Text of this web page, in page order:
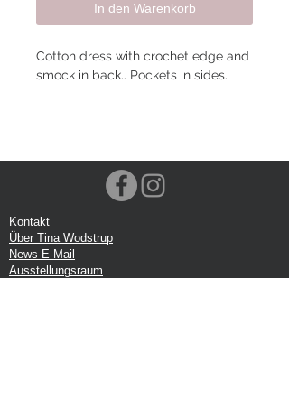
In den Warenkorb
Cotton dress with crochet edge and
smock in back.. Pockets in sides.
Kontakt
Über Tina Wodstrup
News-E-Mail
Ausstellungsraum